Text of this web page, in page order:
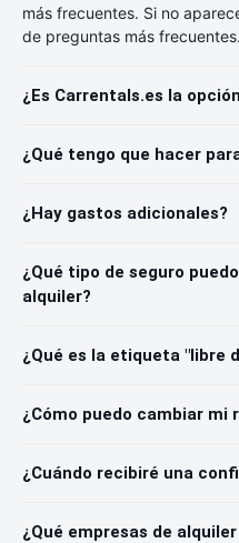
más frecuentes. Si no
de preguntas más
¿Es Carrentals.es la
¿Qué tengo que hacer
¿Hay gastos adicionales?
¿Qué tipo de seguro
alquiler?
¿Qué es la etiqueta "libre
¿Cómo puedo cambiar mi
¿Cuándo recibiré una
¿Qué empresas de